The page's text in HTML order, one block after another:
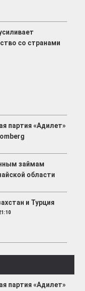
со странами
партия «Адилет»
займам
области
и Турция
партия «Адилет»